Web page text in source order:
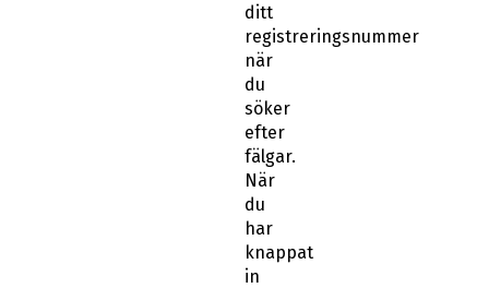
ditt
registreringsnummer
när
du
söker
efter
fälgar.
När
du
har
knappat
in